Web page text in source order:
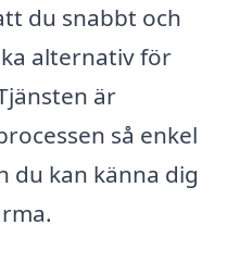
du snabbt och
alternativ för
är
så enkel
du kan känna dig